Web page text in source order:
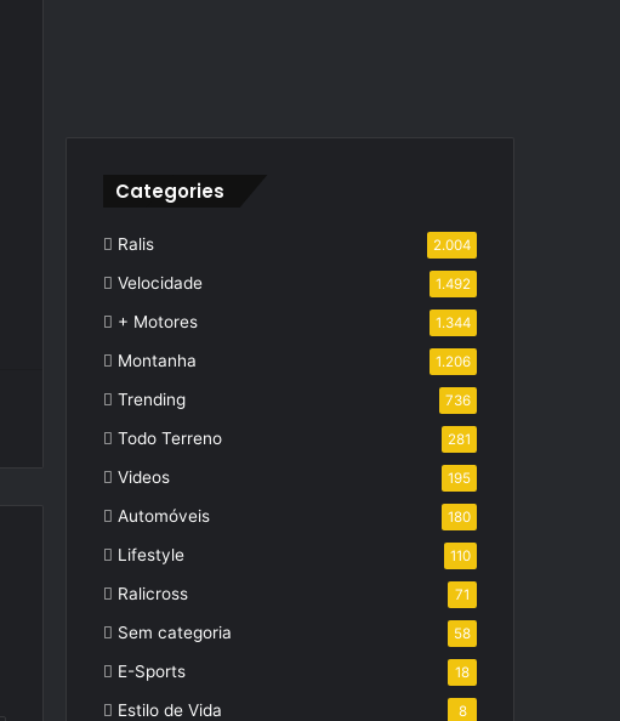
Categories
Ralis 2.004
Velocidade 1.492
+ Motores 1.344
Montanha 1.206
Trending 736
Todo Terreno 281
Videos 195
Automóveis 180
Lifestyle 110
Ralicross 71
Sem categoria 58
E-Sports 18
Estilo de Vida 8